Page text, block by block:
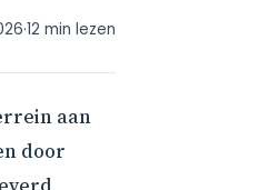
·12 min lezen
aan
door